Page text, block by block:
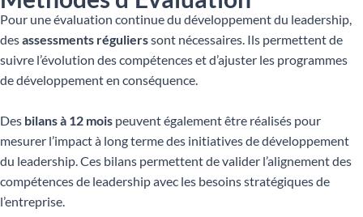
Pour une évaluation continue du développement du leadership,
desassessments régulierssont nécessaires. Ils permettent de
suivre l’évolution des compétences et d’ajuster les programmes
de développement en conséquence.
Des bilans à 12 mois peuvent également être réalisés pour
mesurer l’impact à long terme des initiatives de développement
du leadership. Ces bilans permettent de valider l’alignement des
compétences de leadership avec les besoins stratégiques de
l’entreprise.